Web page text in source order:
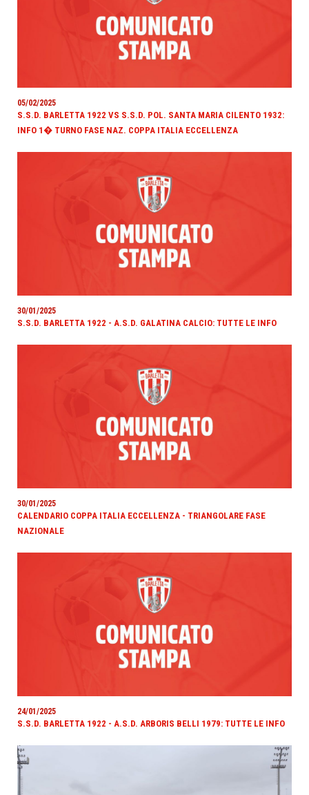
05/02/2025
S.S.D. BARLETTA 1922 VS S.S.D. POL. SANTA MARIA CILENTO 1932:
INFO 1� TURNO FASE NAZ. COPPA ITALIA ECCELLENZA
30/01/2025
S.S.D. BARLETTA 1922 - A.S.D. GALATINA CALCIO: TUTTE LE INFO
30/01/2025
CALENDARIO COPPA ITALIA ECCELLENZA - TRIANGOLARE FASE
NAZIONALE
24/01/2025
S.S.D. BARLETTA 1922 - A.S.D. ARBORIS BELLI 1979: TUTTE LE INFO